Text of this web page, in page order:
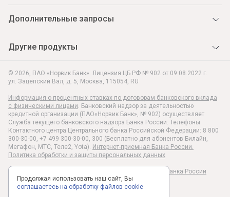
© 2026, ПАО «Норвик Банк». Лицензия ЦБ РФ № 902 от 09.08.2022 г.
ул. Зацепский Вал, д. 5, Москва, 115054, RU
Информация о процентных ставках по договорам банковского вклада
с физическими лицами. Банковский надзор за деятельностью
кредитной организации (ПАО«Норвик Банк», № 902) осуществляет
Служба текущего банковского надзора Банка России. Телефоны
Контактного центра Центрального банка Российской Федерации: 8 800
300-30-00, +7 499 300-30-00, 300 (Бесплатно для абонентов Билайн,
Мегафон, МТС, Теле2, Yota). Интернет-приемная Банка России.
Политика обработки и защиты персональных данных
Раскрытие информации в соответствии c Указанием Банка России
№6496-У
Дополнительные запросы
Другие продукты
Продолжая использовать наш сайт, Вы
соглашаетесь на обработку файлов cookie